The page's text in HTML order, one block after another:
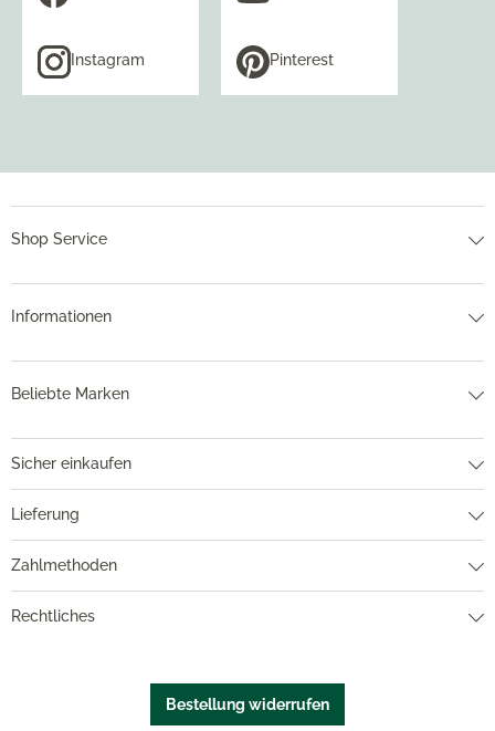
Instagram Pinterest
Shop Service
Informationen
Beliebte Marken
Sicher einkaufen
Lieferung
Zahlmethoden
Rechtliches
Bestellung widerrufen